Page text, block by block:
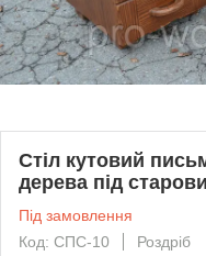
Стіл кутовий
дерева під
Під замовлення
Код: СПС-10
Роздріб